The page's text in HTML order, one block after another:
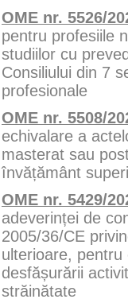
OME nr. 5526/
pentru profesiile
studiilor cu
Consiliului din 7
profesionale
OME nr. 5508/
echivalare a
masterat sau
învățământ
OME nr. 5429/
adeverinței de
2005/36/CE
ulterioare,
desfășurării
străinătate